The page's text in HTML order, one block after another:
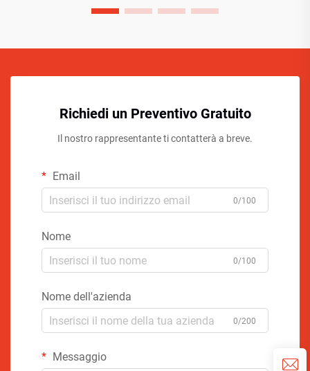
Richiedi un Preventivo Gratuito
Il nostro rappresentante ti contatterà a breve.
Email
0/100
Nome
0/100
Nome dell'azienda
0/200
Messaggio